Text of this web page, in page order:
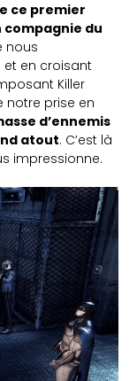
ce premier
compagnie du
nous
et en croisant
Killer
notre prise en
d’ennemis
atout. C’est là
impressionne.